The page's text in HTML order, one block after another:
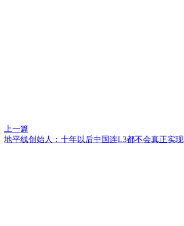
上一篇
地平线创始人：十年以后中国连L3都不会真正实现